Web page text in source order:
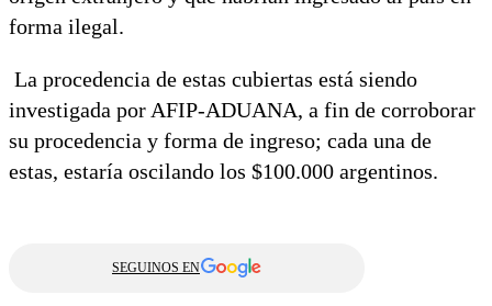
forma ilegal.
La procedencia de estas cubiertas está siendo
investigada por AFIP-ADUANA, a fin de corroborar
su procedencia y forma de ingreso; cada una de
estas, estaría oscilando los $100.000 argentinos.
SEGUINOS EN